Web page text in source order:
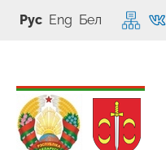
Рус Eng Бел